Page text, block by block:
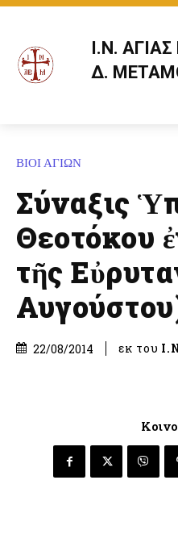
Ι.Ν.
Δ.
ΒΙΟΙ ΑΓΙΩΝ
Σύναξις
Θεοτόκου
τῆς
22/08/2014 εκ του